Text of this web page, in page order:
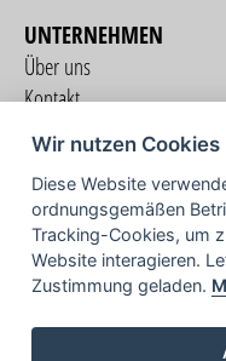
UNTERNEHMEN
Über uns
Kontakt
Nutzungsbedingungen
Datenschutzerklärung
Impressum
Wir nutzen Cookies
Diese Website
ordnungsgemäßen
Tracking-Cookies, um
Website interagieren.
Zustimmung geladen.